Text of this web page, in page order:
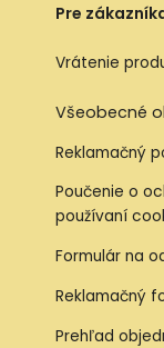
Pre
Vrátenie
Všeobecné
Reklamačný
Poučenie o
používaní
Formulár na
Reklamačný
Prehľad